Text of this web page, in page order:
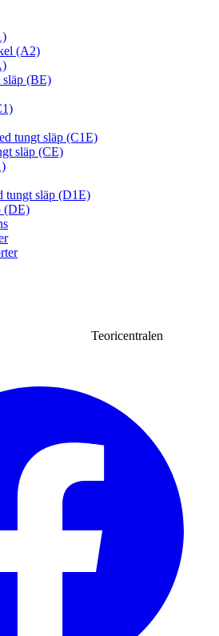
(A2)
släp (BE)
tungt släp (C1E)
släp (CE)
tungt släp (D1E)
(DE)
Teoricentralen